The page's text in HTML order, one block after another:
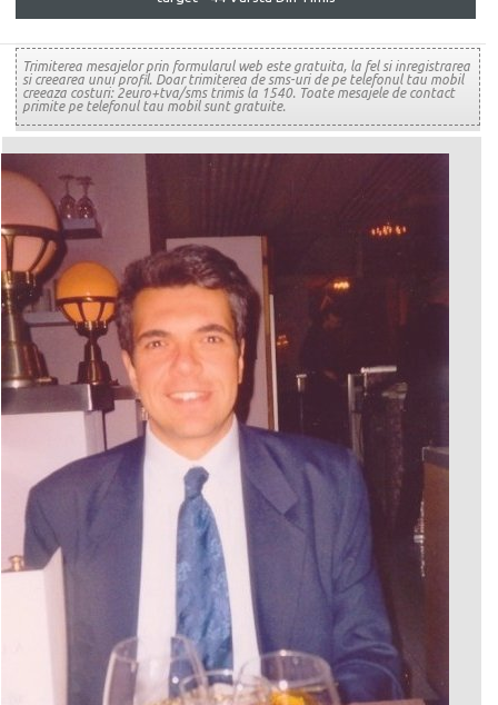
Trimiterea mesajelor prin formularul web este gratuita, la fel si inregistrarea
si creearea unui profil. Doar trimiterea de sms-uri de pe telefonul tau mobil
creeaza costuri: 2euro+tva/sms trimis la 1540. Toate mesajele de contact
primite pe telefonul tau mobil sunt gratuite.